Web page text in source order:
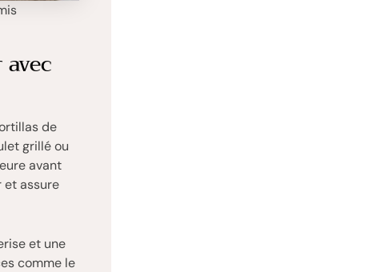
de
grillé ou
avant
et assure
et une
comme le